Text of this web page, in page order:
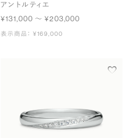
アントルティエ
¥131,000 〜 ¥203,000
表示商品： ¥169,000